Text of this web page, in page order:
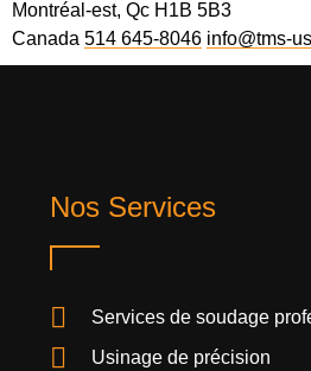
Montréal-est, Qc H1B 5B3
Canada 514 645-8046 info@tms-
Nos Services
Services de soudage
Usinage de précision